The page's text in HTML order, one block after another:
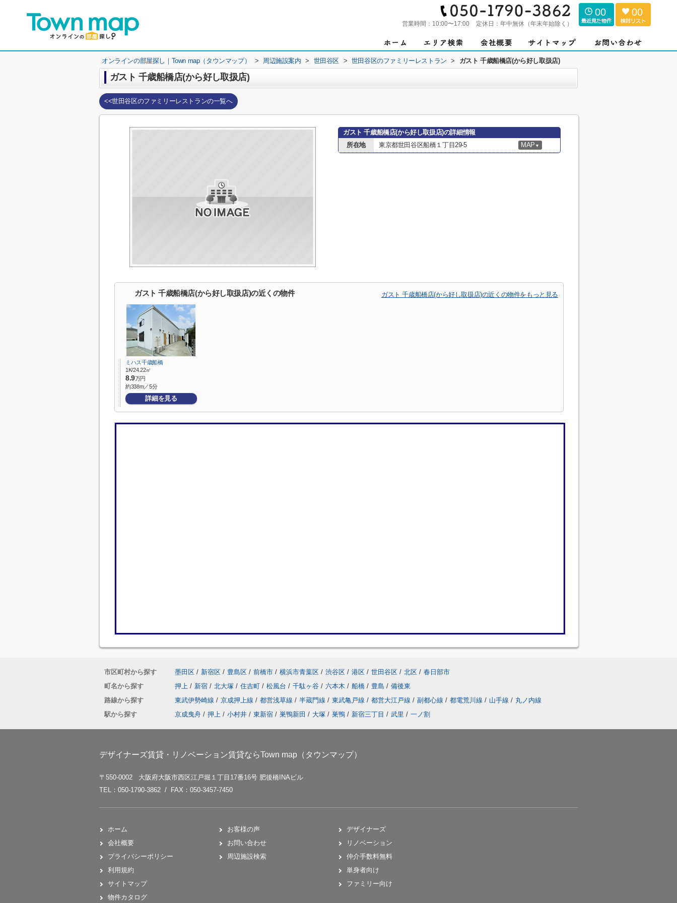
営業時間： 10:00〜17:00 定休日： 年中無休（年末年始除く）
00 00
オンラインの部屋探し｜Town map（タウンマップ） > 周辺施設案内 > 世田谷区 > 世田谷区のファミリーレストラン > ガスト 千歳船橋店(から好し取扱店)
ガスト 千歳船橋店(から好し取扱店)
<<世田谷区のファミリーレストランの一覧へ
ガスト 千歳船橋店(から好し取扱店)の詳細情報
所在地
東京都世田谷区船橋１丁目29-5 MAP ▼
ガスト 千歳船橋店(から好し取扱店)の近くの物件 ガスト 千歳船橋店(から好し取扱店)の近くの物件をもっと見る
ミハス千歳船橋
1K/24.22㎡
8.9万円
約338m／5分
詳細を見る
市区町村から探す 墨田区 / 新宿区 / 豊島区 / 前橋市 / 横浜市青葉区 / 渋谷区 / 港区 / 世田谷区 / 北区 / 春日部市
町名から探す
押上 / 新宿 / 北大塚 / 住吉町 / 松風台 / 千駄ヶ谷 / 六本木 / 船橋 / 豊島 / 備後東
路線から探す
東武伊勢崎線 / 京成押上線 / 都営浅草線 / 半蔵門線 / 東武亀戸線 / 都営大江戸線 / 副都心線 / 都電荒川線 / 山手線 / 丸ノ内線
駅から探す
京成曳舟 / 押上 / 小村井 / 東新宿 / 巣鴨新田 / 大塚 / 巣鴨 / 新宿三丁目 / 武里 / 一ノ割
デザイナーズ賃貸・リノベーション賃貸ならTown map（タウンマップ）
〒550-0002 大阪府大阪市西区江戸堀１丁目17番16号 肥後橋INAビル
TEL：050-1790-3862 / FAX：050-3457-7450
ホーム
会社概要
プライバシーポリシー
利用規約
サイトマップ
物件カタログ
お客様の声
お問い合わせ
周辺施設検索
デザイナーズ
リノベーション
仲介手数料無料
単身者向け
ファミリー向け